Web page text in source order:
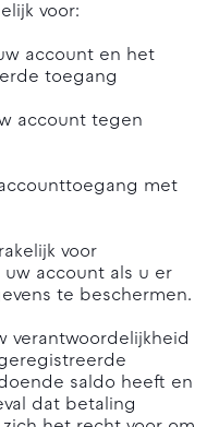
voor:
account en het
toegang
account tegen
met
voor
account als u er
te beschermen.
verantwoordelijkheid
saldo heeft en
dat betaling